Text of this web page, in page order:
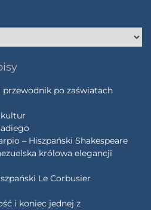
po zaświatach
kultur
– Hiszpański Shakespeare
królowa elegancji
Le Corbusier
i koniec jednej z